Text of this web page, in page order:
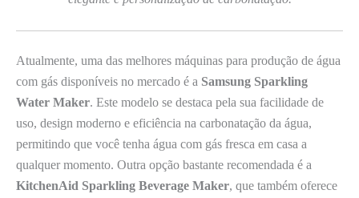
Atualmente, uma das melhores máquinas para produção de água
com gás disponíveis no mercado é a Samsung Sparkling
Water Maker. Este modelo se destaca pela sua facilidade de
uso, design moderno e eficiência na carbonatação da água,
permitindo que você tenha água com gás fresca em casa a
qualquer momento. Outra opção bastante recomendada é a
KitchenAid Sparkling Beverage Maker, que também oferece